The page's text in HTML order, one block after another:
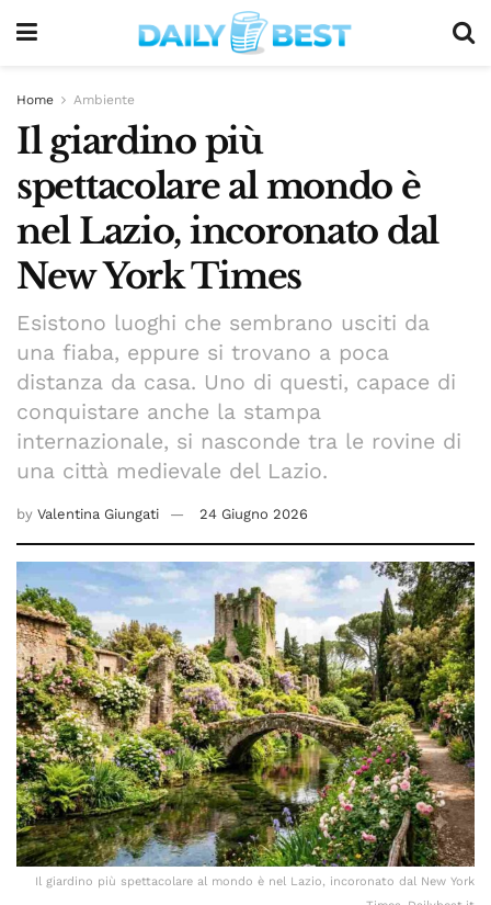
Home Ambiente
Il giardino più
spettacolare al mondo è
nel Lazio, incoronato dal
New York Times
Esistono luoghi che sembrano usciti da
una fiaba, eppure si trovano a poca
distanza da casa. Uno di questi, capace di
conquistare anche la stampa
internazionale, si nasconde tra le rovine di
una città medievale del Lazio.
by Valentina Giungati 24 Giugno 2026
Il giardino più spettacolare al mondo è nel Lazio, incoronato dal New York